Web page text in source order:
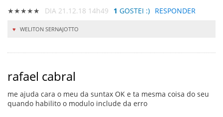
★★★★★ DIA 21.12.18 14h49 1 GOSTEI :) RESPONDER
WELITON SERNAJOTTO
rafael cabral
me ajuda cara o meu da suntax OK e ta mesma coisa do seu
quando habilito o modulo include da erro